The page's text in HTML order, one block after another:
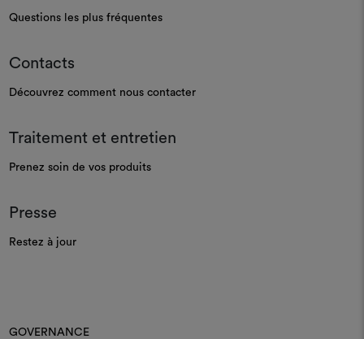
Questions les plus fréquentes
Contacts
Découvrez comment nous contacter
Traitement et entretien
Prenez soin de vos produits
Presse
Restez à jour
GOVERNANCE